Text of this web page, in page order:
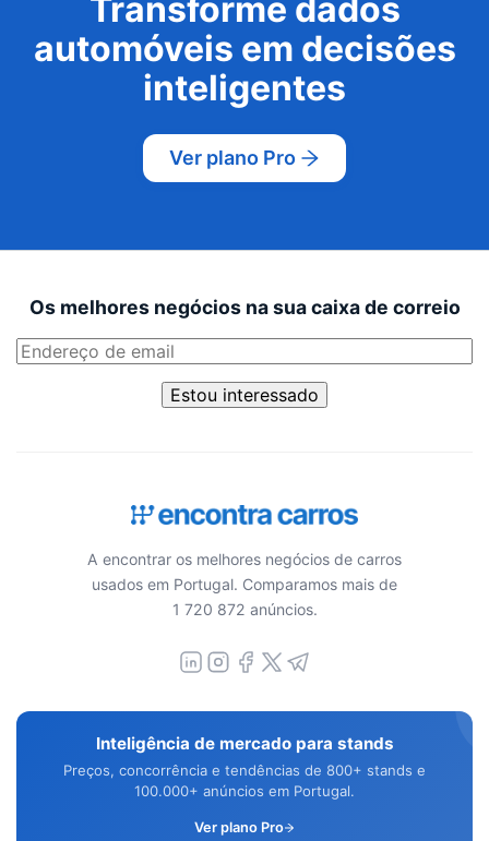
Transforme dados
automóveis em decisões
inteligentes
Ver plano Pro
Os melhores negócios na sua caixa de correio
Estou interessado
A encontrar os melhores negócios de carros
usados em Portugal. Comparamos mais de
1 720 872 anúncios.
Inteligência de mercado para stands
Preços, concorrência e tendências de 800+ stands e
100.000+ anúncios em Portugal.
Ver plano Pro